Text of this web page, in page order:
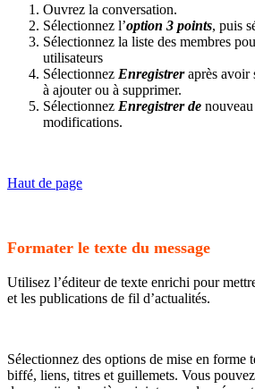
Ouvrez la conversation.
Sélectionnez l’option 3 points, puis
Sélectionnez la liste des membres
utilisateurs
Sélectionnez Enregistreraprès avoir
à ajouter ou à supprimer.
Sélectionnez Enregistrer de
modifications.
Haut de page
Formater le texte du message
Utilisez l’éditeur de texte enrichi pour
et les publications de fil d’actualités.
Sélectionnez des options de mise en forme
biffé, liens, titres et guillemets. Vous